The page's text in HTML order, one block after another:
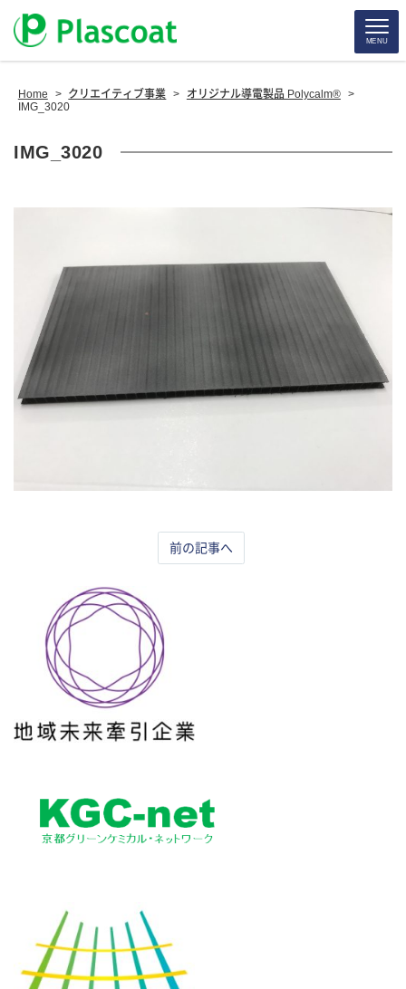
MENU
Home > クリエイティブ事業 > オリジナル導電製品 Polycalm® >
IMG_3020
IMG_3020
前の記事へ